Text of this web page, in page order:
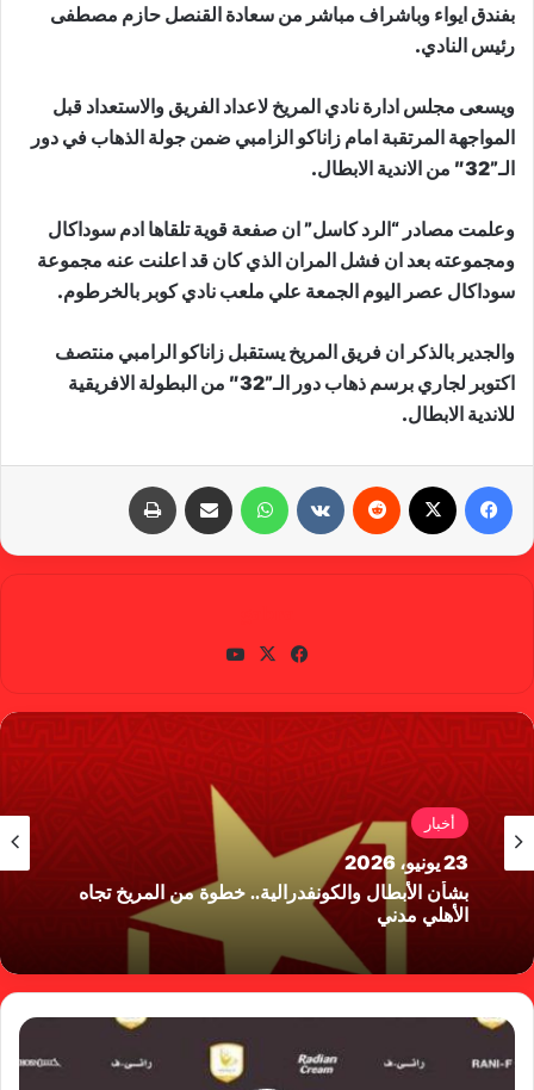
بفندق ايواء وباشراف مباشر من سعادة القنصل حازم مصطفى
رئيس النادي.
ويسعى مجلس ادارة نادي المريخ لاعداد الفريق والاستعداد قبل
المواجهة المرتقبة امام زاناكو الزامبي ضمن جولة الذهاب في دور
الـ”32″ من الاندية الابطال.
وعلمت مصادر “الرد كاسل” ان صفعة قوية تلقاها ادم سوداكال
ومجموعته بعد ان فشل المران الذي كان قد اعلنت عنه مجموعة
سوداكال عصر اليوم الجمعة علي ملعب نادي كوبر بالخرطوم.
والجدير بالذكر ان فريق المريخ يستقبل زاناكو الرامبي منتصف
اكتوبر لجاري برسم ذهاب دور الـ”32″ من البطولة الافريقية
للاندية الابطال.
واتساب
في
وك
X
أخبار
23 يونيو، 2026
بشأن الأبطال والكونفدرالية.. خطوة من المريخ تجاه
الأهلي مدني